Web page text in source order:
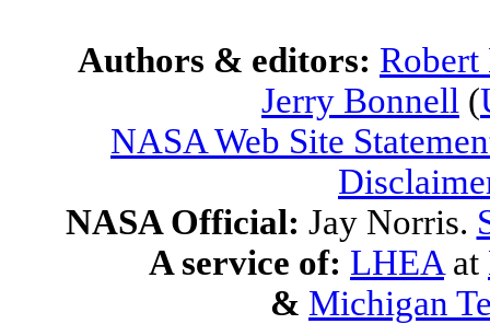
Authors & editors:
Jerry Bonnell (
NASA Web Site
NASA Official: Jay Norris.
A service of: LHEA at
& Michigan